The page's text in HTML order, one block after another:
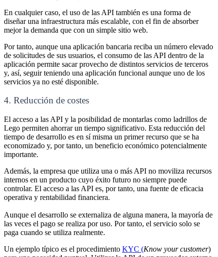
En cualquier caso, el uso de las API también es una forma de
diseñar una infraestructura más escalable, con el fin de absorber
mejor la demanda que con un simple sitio web.
Por tanto, aunque una aplicación bancaria reciba un número elevado
de solicitudes de sus usuarios, el consumo de las API dentro de la
aplicación permite sacar provecho de distintos servicios de terceros
y, así, seguir teniendo una aplicación funcional aunque uno de los
servicios ya no esté disponible.
4. Reducción de costes
El acceso a las API y la posibilidad de montarlas como ladrillos de
Lego permiten ahorrar un tiempo significativo. Esta reducción del
tiempo de desarrollo es en sí misma un primer recurso que se ha
economizado y, por tanto, un beneficio económico potencialmente
importante.
Además, la empresa que utiliza una o más API no moviliza recursos
internos en un producto cuyo éxito futuro no siempre puede
controlar. El acceso a las API es, por tanto, una fuente de eficacia
operativa y rentabilidad financiera.
Aunque el desarrollo se externaliza de alguna manera, la mayoría de
las veces el pago se realiza por uso. Por tanto, el servicio solo se
paga cuando se utiliza realmente.
Un ejemplo típico es el procedimiento KYC (Know your customer)